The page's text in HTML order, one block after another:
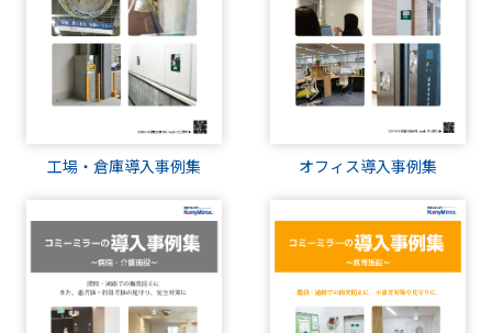
工場・倉庫導入事例集 オフィス導入事例集